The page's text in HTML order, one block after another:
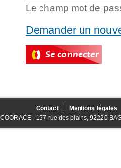
Le champ mot de
Demander un
Contact
Mentions légales
COORACE - 157 rue des blains, 92220